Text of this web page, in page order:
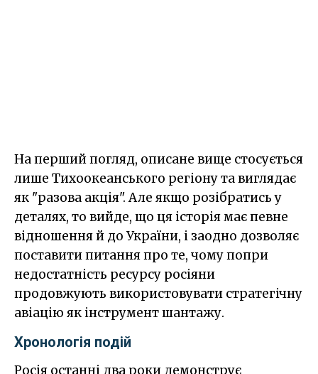
На перший погляд, описане вище стосується
лише Тихоокеанського регіону та виглядає
як "разова акція". Але якщо розібратись у
деталях, то вийде, що ця історія має певне
відношення й до України, і заодно дозволяє
поставити питання про те, чому попри
недостатність ресурсу росіяни
продовжують використовувати стратегічну
авіацію як інструмент шантажу.
Хронологія подій
Росія останні два роки демонструє